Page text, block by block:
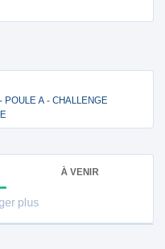
POULE A - CHALLENGE
À VENIR
plus